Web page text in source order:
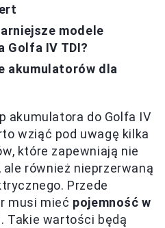
modele
Golfa IV TDI?
akumulatorów dla
akumulatora do Golfa IV
wziąć pod uwagę kilka
które zapewniają nie
również nieprzerwaną
Przede
musi mieć pojemność w
. Takie wartości będą